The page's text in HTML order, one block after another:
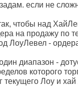
если не
чтобы над
на продажу по
ЛоуЛевел -
диапазон -
которого
текущего Лоу и